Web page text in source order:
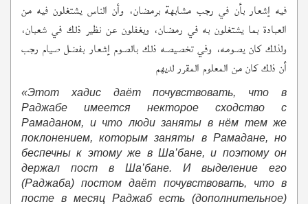
فيه إشعار بأن في رجب مشابهة برمضان، وأن الناس يشتغلون فيه من
العبادة بما يشتغلون به في رمضان، ويغفلون عن نظير ذلك في شعبان،
ولذلك كان يصومه، وفي تخصيصه ذلك بالصوم إشعار بفضل صيام رجب
أن ذلك كان من المعلوم المقرر لديهم
«Этот хадис даёт почувствовать, что в
Раджабе имеется некторое сходство с
Рамаданом, и что люди заняты в нём тем же
поклонением, которым заняты в Рамадане, но
беспечны к этому же в Ша’бане, и поэтому он
держал пост в Ша’бане. И выделение его
(Раджаба) постом даёт почувствовать, что в
посте в месяц Раджаб есть (дополнительное)